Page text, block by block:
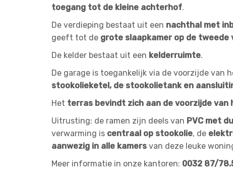
toegang tot de kleine achterhof.
De verdieping bestaat uit een nachthal met
geeft tot de grote slaapkamer op de
De kelder bestaat uit een kelderruimte.
De garage is toegankelijk via de voorzijde van
stookolieketel, de stookolietank en
Het terras bevindt zich aan de voorzijde van
Uitrusting: de ramen zijn deels van PVC met
verwarming is centraal op stookolie, de
aanwezig in alle kamers van deze leuke
Meer informatie in onze kantoren: 0032 87/